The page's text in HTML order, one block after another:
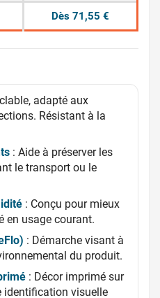
Dès 71,55 €
adapté aux
Résistant à la
: Aide à préserver les
le transport ou le
: Conçu pour mieux
en usage courant.
: Démarche visant à
du produit.
: Décor imprimé sur
identification visuelle